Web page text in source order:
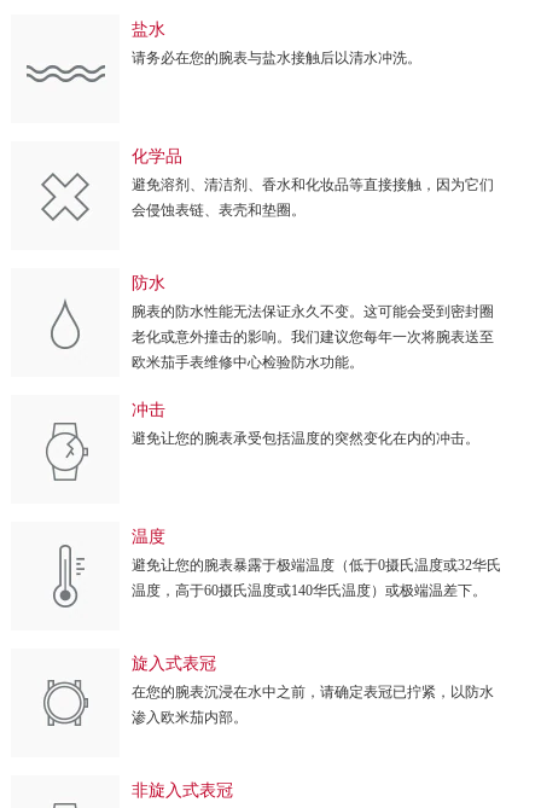
盐水
请务必在您的腕表与盐水接触后以清水冲洗。
化学品
避免溶剂、清洁剂、香水和化妆品等直接接触，因为它们
会侵蚀表链、表壳和垫圈。
防水
腕表的防水性能无法保证永久不变。这可能会受到密封圈
老化或意外撞击的影响。我们建议您每年一次将腕表送至
欧米茄手表维修中心检验防水功能。
冲击
避免让您的腕表承受包括温度的突然变化在内的冲击。
温度
避免让您的腕表暴露于极端温度（低于0摄氏温度或32华氏
温度，高于60摄氏温度或140华氏温度）或极端温差下。
旋入式表冠
在您的腕表沉浸在水中之前，请确定表冠已拧紧，以防水
渗入欧米茄内部。
非旋入式表冠